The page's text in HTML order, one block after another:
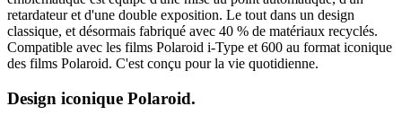
retardateur et d'une double exposition. Le tout dans un design
classique, et désormais fabriqué avec 40 % de matériaux recyclés.
Compatible avec les films Polaroid i-Type et 600 au format iconique
des films Polaroid. C'est conçu pour la vie quotidienne.
Design iconique Polaroid.